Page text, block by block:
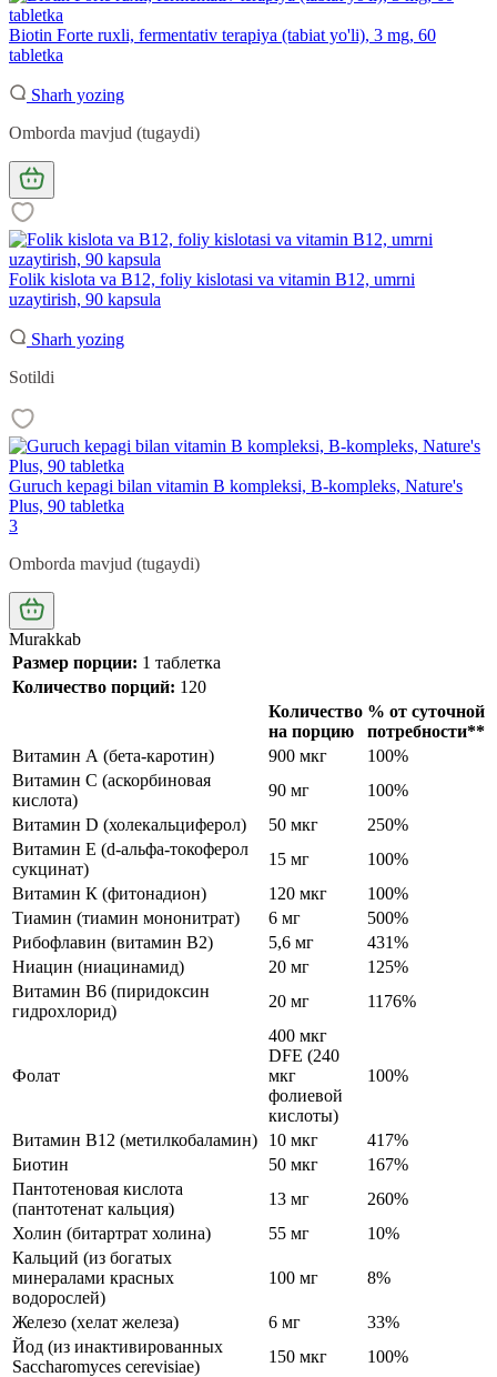
Biotin Forte ruxli, fermentativ terapiya (tabiat yo'li), 3 mg, 60
tabletka
Sharh yozing
Omborda mavjud (tugaydi)
Folik kislota va B12, foliy kislotasi va vitamin B12, umrni
uzaytirish, 90 kapsula
Sharh yozing
Sotildi
Guruch kepagi bilan vitamin B kompleksi, B-kompleks, Nature's
Plus, 90 tabletka
3
Omborda mavjud (tugaydi)
Murakkab
Размер порции: 1 таблетка
Количество порций: 120
Количество
на порцию
% от суточной
потребности**
Витамин А (бета-каротин)
900 мкг
100%
Витамин С (аскорбиновая
кислота)
90 мг
100%
Витамин D (холекальциферол)
50 мкг
250%
Витамин Е (d-альфа-токоферол
сукцинат)
15 мг
100%
Витамин К (фитонадион)
120 мкг
100%
Тиамин (тиамин мононитрат)
6 мг
500%
Рибофлавин (витамин В2)
5,6 мг
431%
Ниацин (ниацинамид)
20 мг
125%
Витамин B6 (пиридоксин
гидрохлорид)
20 мг 1176%
Фолат
400 мкг
DFE (240
мкг
фолиевой
кислоты)
100%
Витамин B12 (метилкобаламин) 10 мкг
417%
Биотин
50 мкг
167%
Пантотеновая кислота
(пантотенат кальция)
13 мг
260%
Холин (битартрат холина)
55 мг
10%
Кальций (из богатых
минералами красных
водорослей)
100 мг 8%
Железо (хелат железа) 6 мг
33%
Йод (из инактивированных
Saccharomyces cerevisiae)
150 мкг
100%